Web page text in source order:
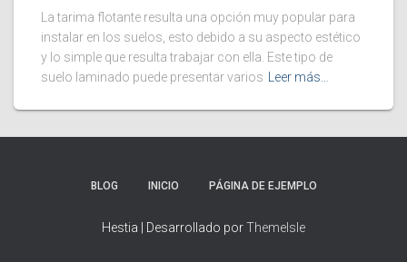
La tarima flotante resulta una opción muy popular para
instalar en los suelos, esto debido a su aspecto estético
y lo simple que resulta trabajar con ella. Este tipo de
suelo laminado puede presentar varios
Leer más…
BLOG INICIO PÁGINA DE EJEMPLO
Hestia | Desarrollado porThemeIsle